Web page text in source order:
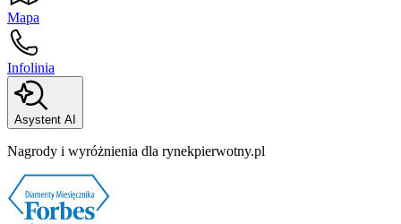
Mapa
Infolinia
Asystent AI
Nagrody i wyróżnienia dla rynekpierwotny.pl